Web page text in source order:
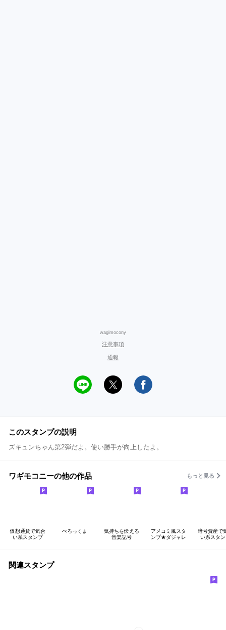
wagimocony
注意事項
通報
このスタンプの説明
ズキュンちゃん第2弾だよ。使い勝手が向上したよ。
ワギモコニーの他の作品 もっと見る
仮想通貨で気合
い系スタンプ
ぺろっくま
気持ちを伝える
音楽記号
アメコミ風スタ
ンプ★ダジャレ
暗号資産で
い系スタ
関連スタンプ